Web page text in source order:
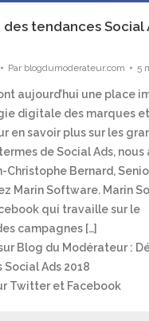
tendances Social
Par blogdumoderateur.com 5
aujourd’hui une place
digitale des marques
en savoir plus sur les
de Social Ads, nous
Christophe Bernard,
Marin Software. Marin
qui travaille sur le
campagnes […]
Blog du Modérateur :
Ads 2018
Twitter et Facebook